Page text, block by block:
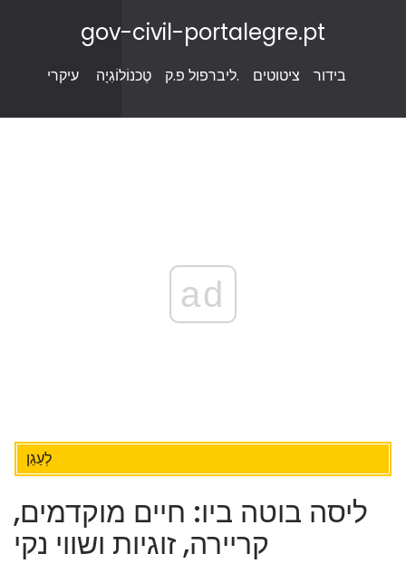
gov-civil-portalegre.pt
עיקרי טֶכנוֹלוֹגִיָה ליברפול פ.ק. ציטוטים בידור
ad
לְעַגֵן
ליסה בוטה ביו: חיים מוקדמים,
קריירה, זוגיות ושווי נקי